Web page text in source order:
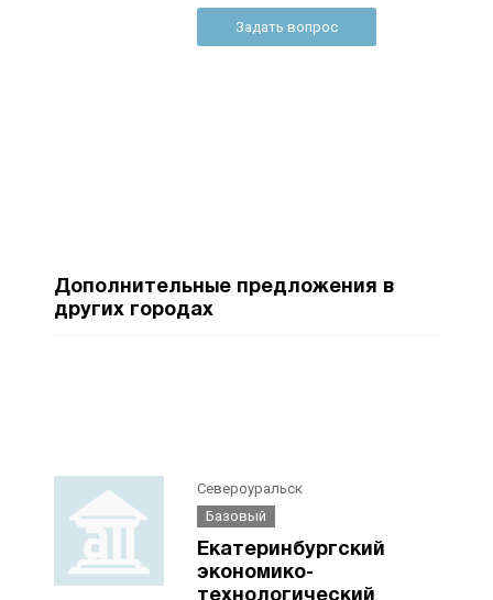
Задать вопрос
Дополнительные предложения в
других городах
Североуральск
Базовый
Екатеринбургский
экономико-
технологический